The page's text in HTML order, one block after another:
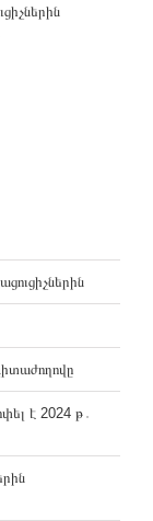
է 2024 թ․